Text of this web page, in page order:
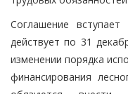
Соглашение
действует по 31
изменении порядка
финансирования